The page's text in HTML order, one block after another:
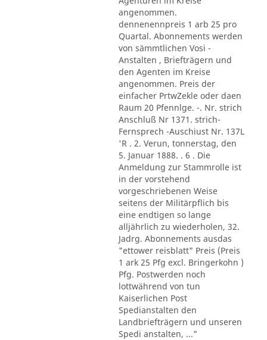
angenommen.
dennenennpreis 1 arb 25 pro
Quartal. Abonnements werden
von sämmtlichen Vosi -
Anstalten , Briefträgern und
den Agenten im Kreise
angenommen. Preis der
einfacher PrtwZekle oder daen
Raum 20 Pfennlge. -. Nr. strich
Anschluß Nr 1371. strich-
Fernsprech -Auschiust Nr. 137L
'R . 2. Verun, tonnerstag, den
5. Januar 1888. . 6 . Die
Anmeldung zur Stammrolle ist
in der vorstehend
vorgeschriebenen Weise
seitens der Militärpflich bis
eine endtigen so lange
alljährlich zu wiederholen, 32.
Jadrg. Abonnements ausdas
"ettower reisblatt" Preis (Preis
1 ark 25 Pfg excl. Bringerkohn )
Pfg. Postwerden noch
lottwährend von tun
Kaiserlichen Post
Spedianstalten den
Landbriefträgern und unseren
Spedi anstalten, ..."